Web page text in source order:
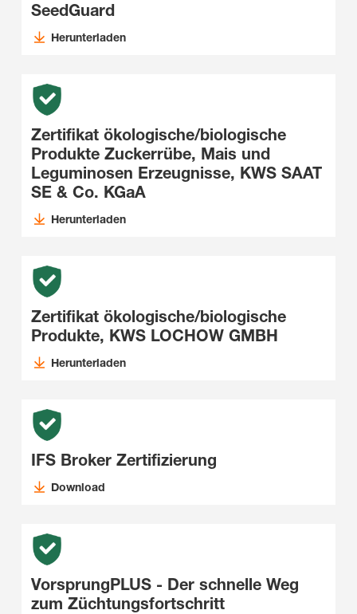
SeedGuard
Herunterladen
Zertifikat ökologische/biologische
Produkte Zuckerrübe, Mais und
Leguminosen Erzeugnisse, KWS SAAT
SE & Co. KGaA
Herunterladen
Zertifikat ökologische/biologische
Produkte, KWS LOCHOW GMBH
Herunterladen
IFS Broker Zertifizierung
Download
VorsprungPLUS - Der schnelle Weg
zum Züchtungsfortschritt